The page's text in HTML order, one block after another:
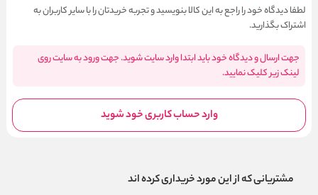
لطفا دیدگاه خود را راجع به این کالا بنویسید و تجربه خریدتان را با سایر کاربران به
اشتراک بگذارید.
جهت ارسال و دیدگاه خود باید ابتدا وارد سایت شوید. جهت ورود به سایت روی
لینک زیر کلیک نمایید.
وارد حساب کاربری خود شوید
مشتریانی که از این مورد خریداری کرده اند